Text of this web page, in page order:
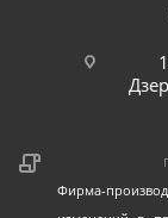
Фирма-